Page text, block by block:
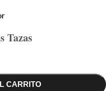
Tazas
CARRITO